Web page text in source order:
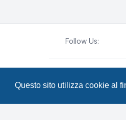
Questo sito utilizza cookie al
Follow Us:
Traduzione